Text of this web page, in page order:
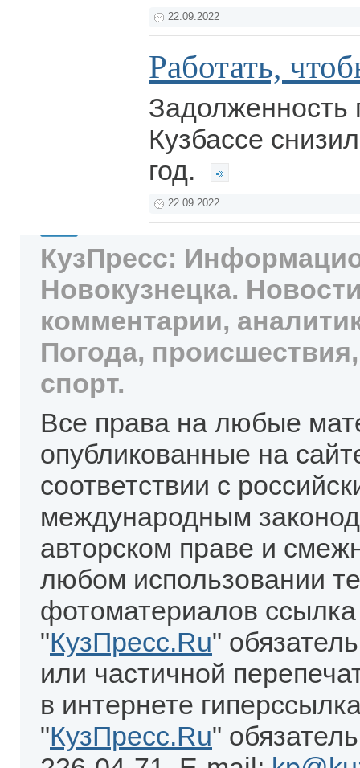
22.09.2022
Работать,
Задолженность
Кузбассе
год.
22.09.2022
КузПресс:
Новокузнецка.
комментарии,
Погода,
спорт.
Все права на любые
опубликованные на
соответствии с
международным
авторском праве и
любом использовании
фотоматериалов
"КузПресс.Ru"
или частичной
в интернете
"КузПресс.Ru"